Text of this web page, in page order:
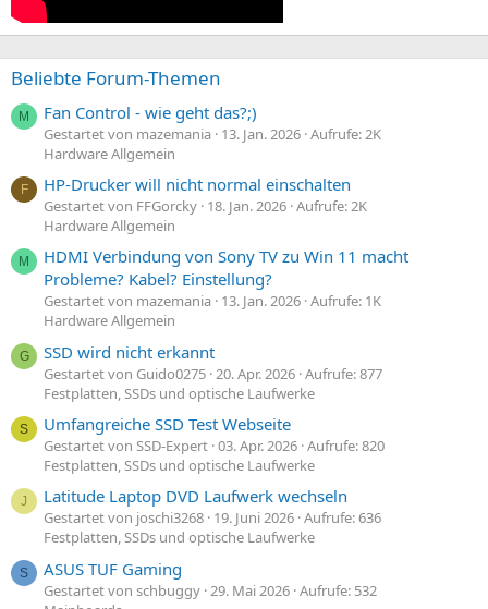
Beliebte Forum-Themen
M Fan Control - wie geht das?;)
Gestartet von mazemania 13. Jan. 2026 Aufrufe: 2K
Hardware Allgemein
F HP-Drucker will nicht normal einschalten
Gestartet von FFGorcky 18. Jan. 2026 Aufrufe: 2K
Hardware Allgemein
M
HDMI Verbindung von Sony TV zu Win 11 macht
Probleme? Kabel? Einstellung?
Gestartet von mazemania 13. Jan. 2026 Aufrufe: 1K
Hardware Allgemein
G SSD wird nicht erkannt
Gestartet von Guido0275 20. Apr. 2026 Aufrufe: 877
Festplatten, SSDs und optische Laufwerke
S Umfangreiche SSD Test Webseite
Gestartet von SSD-Expert 03. Apr. 2026 Aufrufe: 820
Festplatten, SSDs und optische Laufwerke
J Latitude Laptop DVD Laufwerk wechseln
Gestartet von joschi3268 19. Juni 2026 Aufrufe: 636
Festplatten, SSDs und optische Laufwerke
S ASUS TUF Gaming
Gestartet von schbuggy 29. Mai 2026 Aufrufe: 532